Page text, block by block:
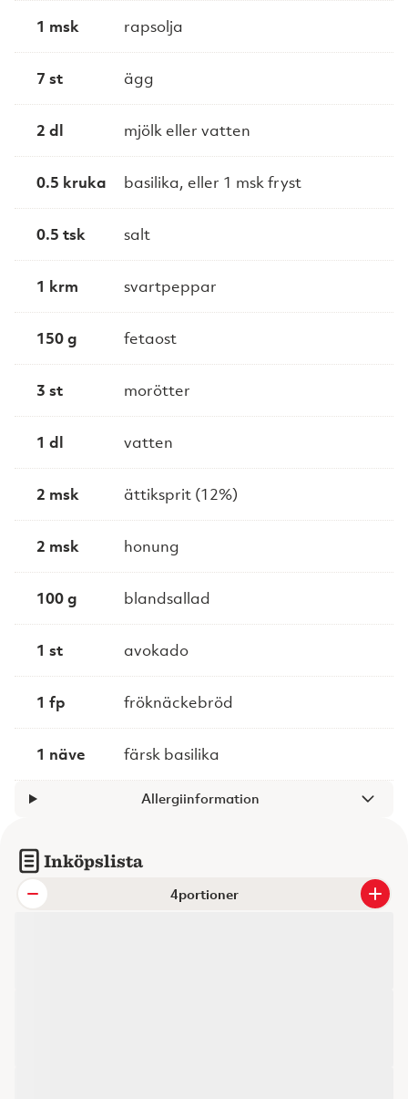
1 msk rapsolja
7 st ägg
2 dl mjölk eller vatten
0.5 kruka basilika, eller 1 msk fryst
0.5 tsk salt
1 krm svartpeppar
150 g fetaost
3 st morötter
1 dl vatten
2 msk ättiksprit (12%)
2 msk honung
100 g blandsallad
1 st avokado
1 fp fröknäckebröd
1 näve färsk basilika
Allergiinformation
Inköpslista
portioner